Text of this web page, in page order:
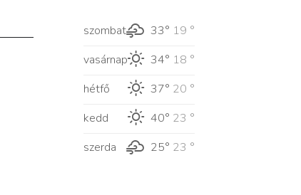
szombat 33° 19 °
vasárnap
34° 18 °
hétfő
37° 20 °
kedd
40° 23 °
szerda
25° 23 °